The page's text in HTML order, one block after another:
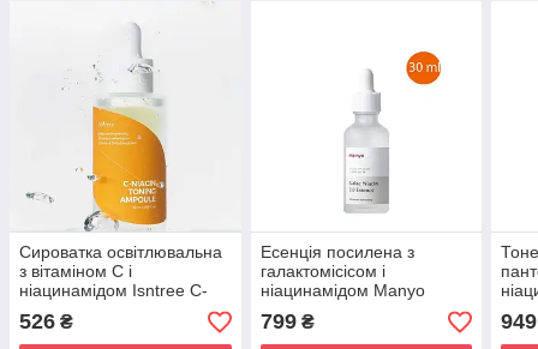
Сироватка освітлювальна
з вітаміном С і
ніацинамідом Isntree C-
Niacin Toning Ampoule 50
ml
526 ₴
Есенція посилена з
галактомісісом і
ніацинамідом Manyo
Galac Niacin 2.0 Essence
30 ml
799₴ 949